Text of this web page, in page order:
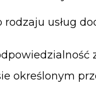
usług
określonym